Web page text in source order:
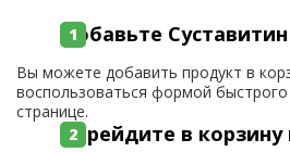
Добавьте
Вы можете добавить продукт в
воспользоваться формой быстрого
странице.
Перейдите в корзину